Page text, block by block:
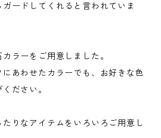
ードしてくれると言われていま
ラーをご用意しました。
あわせたカラーでも、お好きな色
ださい。
りなアイテムをいろいろご用意し